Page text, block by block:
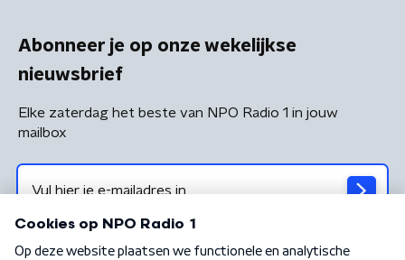
Abonneer je op onze wekelijkse
nieuwsbrief
Elke zaterdag het beste van NPO Radio 1 in jouw
mailbox